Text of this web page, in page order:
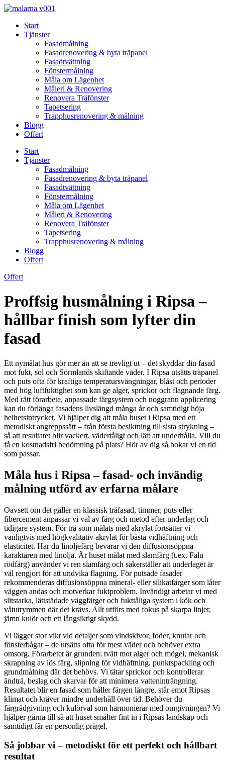
Skip
contentStart
Tjänster
Fasadmålning
Fasadrenovering & byta träpanel
Fasadtvättning
Fönstermålning
Måla om Lägenhet
Måleri & Renovering
Renovera Träfönster
Tapetsering
Trapphusrenovering & målning
Blogg
Offert
Start
Tjänster
Fasadmålning
Fasadrenovering & byta träpanel
Fasadtvättning
Fönstermålning
Måla om Lägenhet
Måleri & Renovering
Renovera Träfönster
Tapetsering
Trapphusrenovering & målning
Blogg
Offert
Offert
Proffsig husmålning i Ripsa –
hållbar finish som lyfter din
fasad
Ett nymålat hus gör mer än att se trevligt ut – det skyddar din fasad
mot fukt, sol och Sörmlands skiftande väder. I Ripsa utsätts träpanel
och puts ofta för kraftiga temperatursvängningar, blåst och perioder
med hög luftfuktighet som kan ge alger, sprickor och flagnande färg.
Med rätt förarbete, anpassade färgsystem och noggrann applicering
kan du förlänga fasadens livslängd många år och samtidigt höja
helhetsintrycket. Vi hjälper dig att måla huset i Ripsa med ett
metodiskt angreppssätt – från första besiktning till sista strykning –
så att resultatet blir vackert, vädertåligt och lätt att underhålla. Vill du
få en kostnadsfri bedömning på plats? Hör av dig så bokar vi en tid
som passar.
Måla hus i Ripsa – fasad- och invändig
målning utförd av erfarna målare
Oavsett om det gäller en klassisk träfasad, timmer, puts eller
fibercement anpassar vi val av färg och metod efter underlag och
tidigare system. För trä som målats med akrylat fortsätter vi
vanligtvis med högkvalitativ akrylat för bästa vidhäftning och
elasticitet. Har du linoljefärg bevarar vi den diffusionsöppna
karaktären med linolja. Är huset målat med slamfärg (t.ex. Falu
rödfärg) använder vi ren slamfärg och säkerställer att underlaget är
väl rengjort för att undvika flagning. För putsade fasader
rekommenderas diffusionsöppna mineral- eller silikatfärger som låter
väggen andas och motverkar fuktproblem. Invändigt arbetar vi med
slitstarka, lättstädade väggfärger och fukttåliga system i kök och
våtutrymmen där det krävs. Allt utförs med fokus på skarpa linjer,
jämn kulör och ett långsiktigt skydd.
Vi lägger stor vikt vid detaljer som vindskivor, foder, knutar och
fönsterbågar – de utsätts ofta för mest väder och behöver extra
omsorg. Förarbetet är grunden: tvätt mot alger och mögel, mekanisk
skrapning av lös färg, slipning för vidhäftning, punktspackling och
grundmålning där det behövs. Vi tätar sprickor och kontrollerar
ändträ, beslag och skarvar för att minimera vatteninträngning.
Resultatet blir en fasad som håller färgen längre, står emot Ripsas
klimat och kräver mindre underhåll över tid. Behöver du
färgrådgivning och kulörval som harmonierar med omgivningen? Vi
hjälper gärna till så att huset smälter fint in i Ripsas landskap och
samtidigt får en personlig prägel.
Så jobbar vi – metodiskt för ett perfekt och hållbart
resultat